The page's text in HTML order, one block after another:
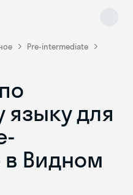
Pre-intermediate
языку для
Видном